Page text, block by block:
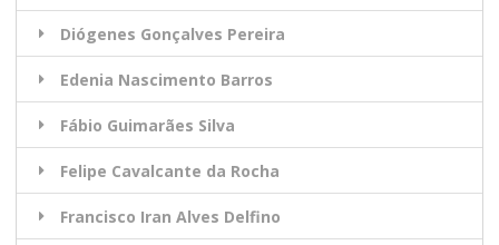
Diógenes Gonçalves Pereira
Edenia Nascimento Barros
Fábio Guimarães Silva
Felipe Cavalcante da Rocha
Francisco Iran Alves Delfino